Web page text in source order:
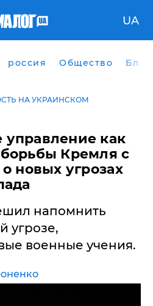
UA
россия Общество
НА УКРАИНСКОМ
как
Кремля с
новых угрозах
напомнить
угрозе,
военные учения.